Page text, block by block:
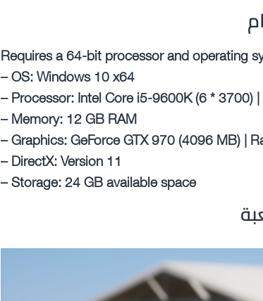
Requires a 64-bit processor and operating
– OS: Windows 10 x64
– Processor: Intel Core i5-9600K (6 * 3700)
– Memory: 12 GB RAM
– Graphics: GeForce GTX 970 (4096 MB) |
– DirectX: Version 11
– Storage: 24 GB available space